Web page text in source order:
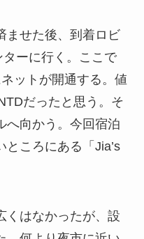
ませた後、到着ロビ
ターに行く。ここで
ットが開通する。値
だったと思う。そ
へ向かう。今回宿泊
ところにある「Jia’s
くはなかったが、設